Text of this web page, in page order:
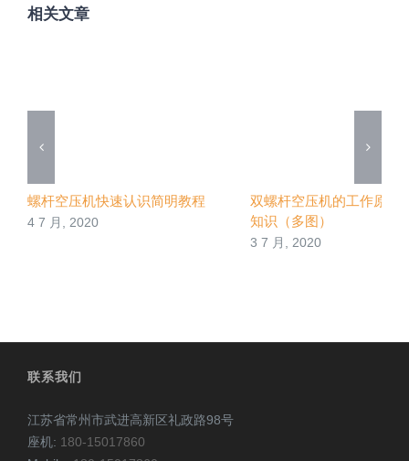
相关文章
螺杆空压机快速认识简明教程
4 7 月, 2020
双螺杆空压机的工作原理
知识（多图）
3 7 月, 2020
联系我们
江苏省常州市武进高新区礼政路98号
座机: 180-15017860